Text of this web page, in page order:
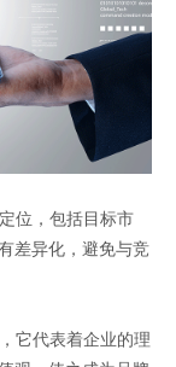
位，包括目标市
差异化，避免与竞
它代表着企业的理